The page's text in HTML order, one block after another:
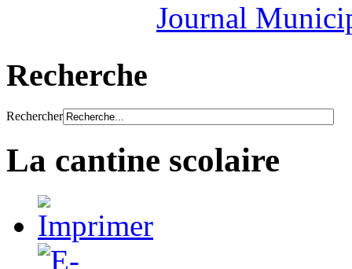
Journal
Recherche
Rechercher
La cantine scolaire